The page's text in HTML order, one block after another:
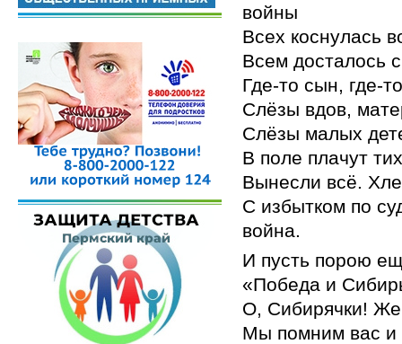
войны
Всех коснулась
Всем досталось
Где-то сын, где-
Слёзы вдов,
Слёзы малых
В поле плачут
Вынесли всё.
С избытком по
война.
И пусть порою
«Победа и
О, Сибирячки!
Мы помним вас